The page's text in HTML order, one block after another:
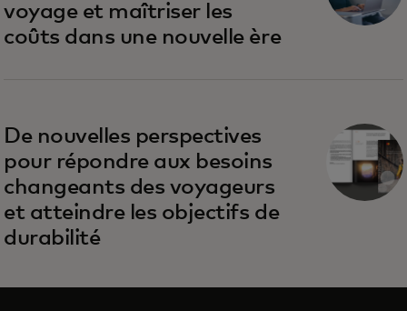
voyage et maîtriser les
coûts dans une nouvelle ère
De nouvelles perspectives
pour répondre aux besoins
changeants des voyageurs
et atteindre les objectifs de
durabilité